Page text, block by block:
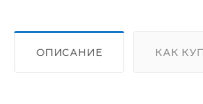
ОПИСАНИЕ КАК